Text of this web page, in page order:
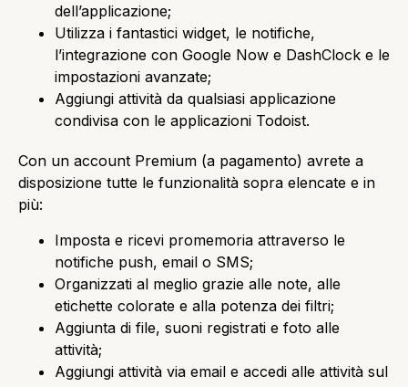
dell’applicazione;
Utilizza i fantastici widget, le notifiche,
l’integrazione con Google Now e DashClock e le
impostazioni avanzate;
Aggiungi attività da qualsiasi applicazione
condivisa con le applicazioni Todoist.
Con un account Premium (a pagamento) avrete a
disposizione tutte le funzionalità sopra elencate e in
più:
Imposta e ricevi promemoria attraverso le
notifiche push, email o SMS;
Organizzati al meglio grazie alle note, alle
etichette colorate e alla potenza dei filtri;
Aggiunta di file, suoni registrati e foto alle
attività;
Aggiungi attività via email e accedi alle attività sul